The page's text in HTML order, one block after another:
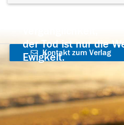
der Tod ist nur die
Ewigkeit.
Kontakt zum Verlag
aufnehmen